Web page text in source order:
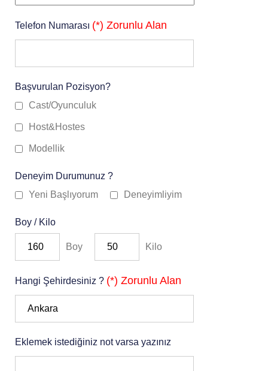
Telefon Numarası (*) Zorunlu Alan
Başvurulan Pozisyon?
Cast/Oyunculuk
Host&Hostes
Modellik
Deneyim Durumunuz ?
Yeni Başlıyorum
Deneyimliyim
Boy / Kilo
Boy Kilo
Hangi Şehirdesiniz ? (*) Zorunlu Alan
Eklemek istediğiniz not varsa yazınız